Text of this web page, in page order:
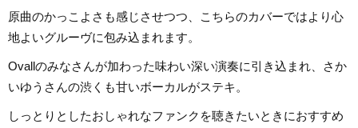
原曲のかっこよさも感じさせつつ、こちらのカバーではより心
地よいグルーヴに包み込まれます。
Ovallのみなさんが加わった味わい深い演奏に引き込まれ、さか
いゆうさんの渋くも甘いボーカルがステキ。
しっとりとしたおしゃれなファンクを聴きたいときにおすすめ